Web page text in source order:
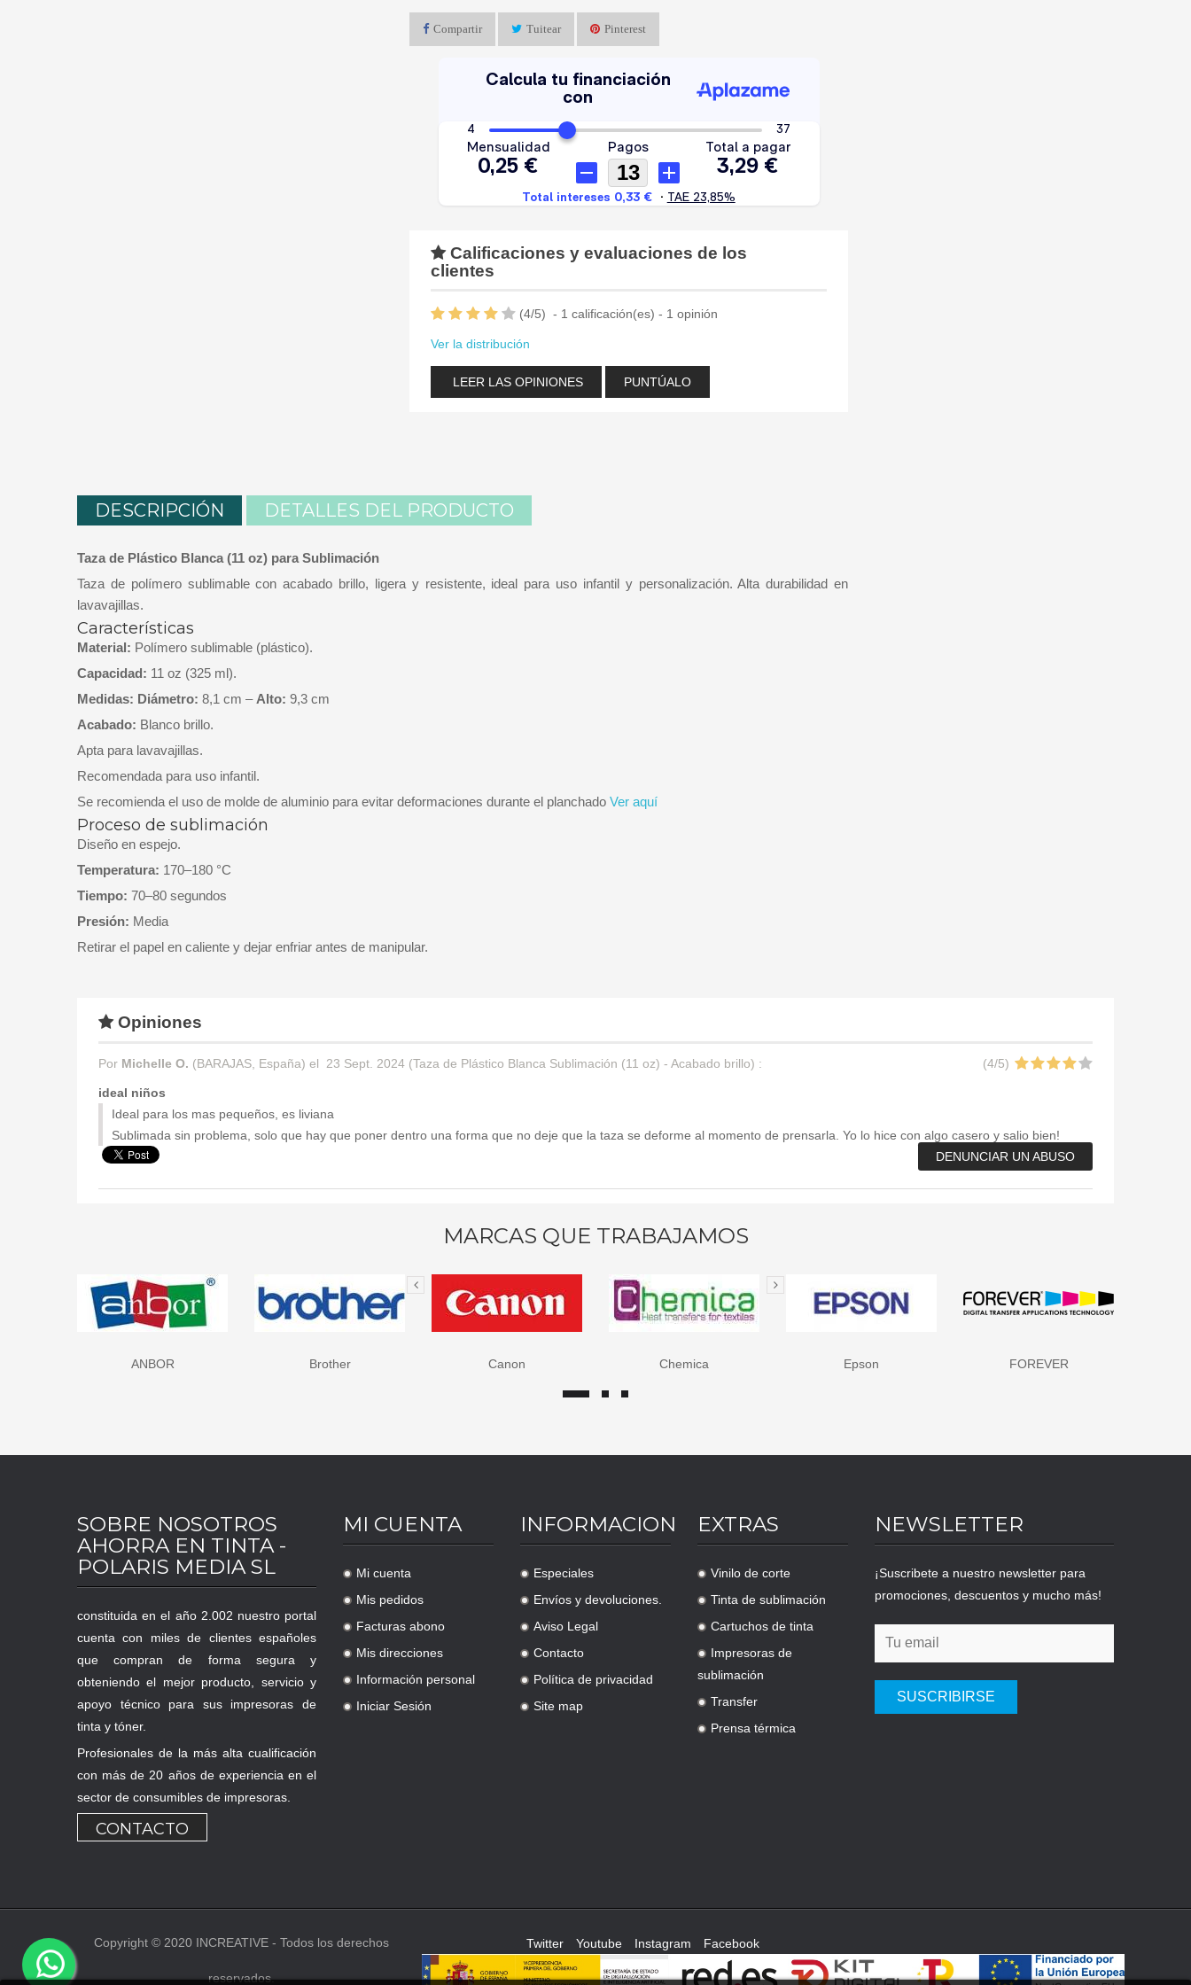
Compartir Tuitear Pinterest
Calificaciones y evaluaciones de los
clientes
(4/5) - 1 calificación(es) - 1 opinión
Ver la distribución
LEER LAS OPINIONES PUNTÚALO
DESCRIPCIÓN DETALLES DEL PRODUCTO
Taza de Plástico Blanca (11 oz) para Sublimación
Taza de polímero sublimable con acabado brillo, ligera y resistente, ideal para uso infantil y personalización. Alta durabilidad en
lavavajillas.
Características
Material: Polímero sublimable (plástico).
Capacidad: 11 oz (325 ml).
Medidas: Diámetro: 8,1 cm – Alto: 9,3 cm
Acabado: Blanco brillo.
Apta para lavavajillas.
Recomendada para uso infantil.
Se recomienda el uso de molde de aluminio para evitar deformaciones durante el planchado Ver aquí
Proceso de sublimación
Diseño en espejo.
Temperatura: 170–180 °C
Tiempo: 70–80 segundos
Presión: Media
Retirar el papel en caliente y dejar enfriar antes de manipular.
Opiniones
Por Michelle O. (BARAJAS, España) el 23 Sept. 2024 (Taza de Plástico Blanca Sublimación (11 oz) - Acabado brillo) : (4/5)
ideal niños
Ideal para los mas pequeños, es liviana
Sublimada sin problema, solo que hay que poner dentro una forma que no deje que la taza se deforme al momento de prensarla. Yo lo hice con algo casero y salio bien!
DENUNCIAR UN ABUSO
MARCAS QUE TRABAJAMOS
Brother Canon Chemica Epson FOREVER HP - Hewlett Packard
SOBRE NOSOTROS
AHORRA EN TINTA -
POLARIS MEDIA SL
constituida en el año 2.002 nuestro portal
cuenta con miles de clientes españoles
que compran de forma segura y
obteniendo el mejor producto, servicio y
apoyo técnico para sus impresoras de
tinta y tóner.
Profesionales de la más alta cualificación
con más de 20 años de experiencia en el
sector de consumibles de impresoras.
CONTACTO
MI CUENTA
.
Mi cuenta
.
Mis pedidos
.
Facturas abono
.
Mis direcciones
.
Información personal
.
Iniciar Sesión
INFORMACION
.
Especiales
.
Envíos y devoluciones.
.
Aviso Legal
.
Contacto
.
Política de privacidad
.
Site map
EXTRAS
.
Vinilo de corte
.
Tinta de sublimación
.
Cartuchos de tinta
.
Impresoras de
sublimación
.
Transfer
.
Prensa térmica
NEWSLETTER
¡Suscribete a nuestro newsletter para
promociones, descuentos y mucho más!
SUSCRIBIRSE
Copyright © 2020 INCREATIVE - Todos los derechos
reservados.
Twitter Youtube Instagram Facebook